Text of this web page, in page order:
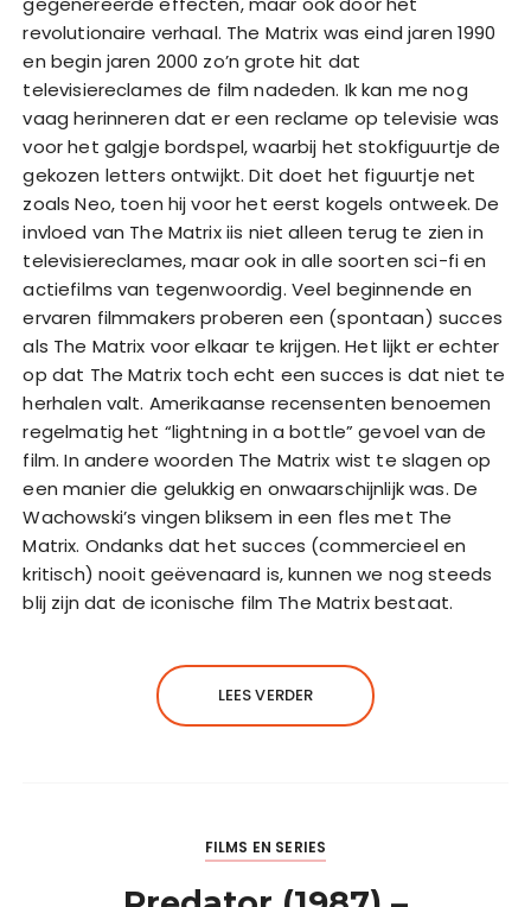
revolutionaire verhaal. The Matrix was eind jaren 1990
en begin jaren 2000 zo’n grote hit dat
televisiereclames de film nadeden. Ik kan me nog
vaag herinneren dat er een reclame op televisie was
voor het galgje bordspel, waarbij het stokfiguurtje de
gekozen letters ontwijkt. Dit doet het figuurtje net
zoals Neo, toen hij voor het eerst kogels ontweek. De
invloed van The Matrix iis niet alleen terug te zien in
televisiereclames, maar ook in alle soorten sci-fi en
actiefilms van tegenwoordig. Veel beginnende en
ervaren filmmakers proberen een (spontaan) succes
als The Matrix voor elkaar te krijgen. Het lijkt er echter
op dat The Matrix toch echt een succes is dat niet te
herhalen valt. Amerikaanse recensenten benoemen
regelmatig het “lightning in a bottle” gevoel van de
film. In andere woorden The Matrix wist te slagen op
een manier die gelukkig en onwaarschijnlijk was. De
Wachowski’s vingen bliksem in een fles met The
Matrix. Ondanks dat het succes (commercieel en
kritisch) nooit geëvenaard is, kunnen we nog steeds
blij zijn dat de iconische film The Matrix bestaat.
LEES VERDER
FILMS EN SERIES